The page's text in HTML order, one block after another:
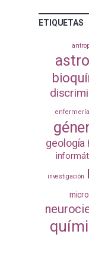
ETIQUETAS
enfermería
geología
investigación